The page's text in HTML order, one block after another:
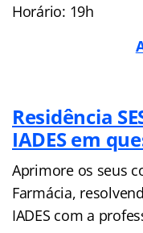
Horário: 19h
Residência
IADES em
Aprimore os seus
Farmácia,
IADES com a